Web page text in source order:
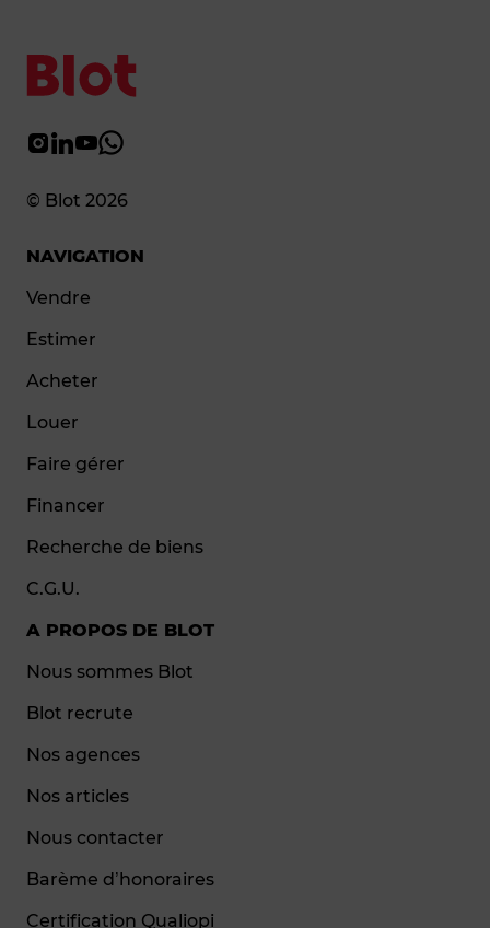
© Blot 2026
NAVIGATION
Vendre
Estimer
Acheter
Louer
Faire gérer
Financer
Recherche de biens
C.G.U.
A PROPOS DE BLOT
Nous sommes Blot
Blot recrute
Nos agences
Nos articles
Nous contacter
Barème d’honoraires
Certification Qualiopi